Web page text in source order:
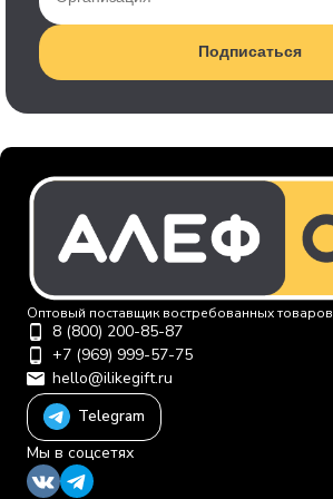
Подписаться
Оптовый поставщик востребованных товаров
8 (800) 200-85-87
+7 (969) 999-57-75
hello@ilikegift.ru
Telegram
Мы в соцсетях